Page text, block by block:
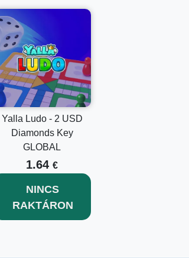
Yalla Ludo - 2 USD
Diamonds Key
GLOBAL
1.64 €
NINCS
RAKTÁRON